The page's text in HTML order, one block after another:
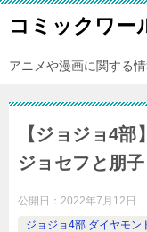
コミックワー
アニメや漫画に関する
【ジョジョ4部
ジョセフと朋
公開日： 2022年7月12日
ジョジョ4部 ダイヤモン